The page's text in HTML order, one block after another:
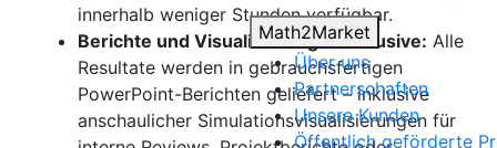
Math2Market
Über uns
Partnerschaften
Unsere Kunden
Öffentlich geförderte
innerhalb weniger Stunden verfügbar.
Berichte und Visualisierungen inklusive: Alle
Resultate werden in gebrauchsfertigen
PowerPoint-Berichten geliefert – inklusive
anschaulicher Simulationsvisualisierungen für
Charakterisierung